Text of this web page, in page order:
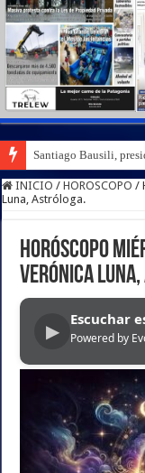
Santiago Bausili,
Descartado un Plan
INICIO / HOROSCOPO /
Luna, Astróloga.
HORÓSCOPO
Verónica
▶
Escuchar
Powered by